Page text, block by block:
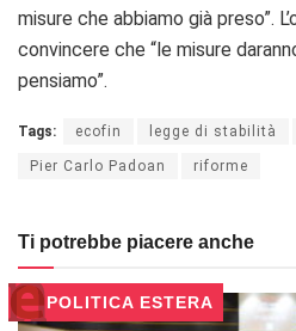
misure che abbiamo già preso”.
convincere che “le misure
pensiamo”.
Tags: ecofin legge di stabilità
Pier Carlo Padoan riforme
Ti potrebbe piacere anche
POLITICA ESTERA